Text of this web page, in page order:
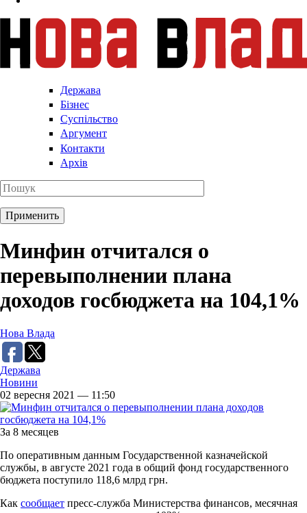
Держава
Бізнес
Суспільство
Аргумент
Контакти
Архів
Минфин отчитался о
перевыполнении плана
доходов госбюджета на 104,1%
Нова Влада
Держава
Новини
02 вересня 2021 — 11:50
За 8 месяцев
По оперативным данным Государственной казначейской
службы, в августе 2021 года в общий фонд государственного
бюджета поступило 118,6 млрд грн.
Как сообщает пресс-служба Министерства финансов, месячная